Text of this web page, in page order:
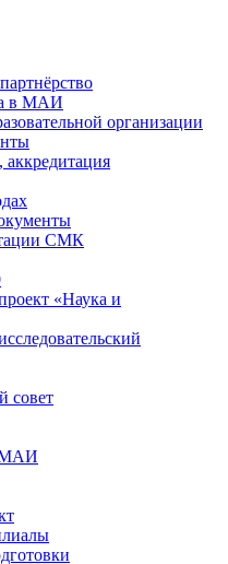
в МАИ
организации
аккредитация
СМК
«Наука и
совет
МАИ